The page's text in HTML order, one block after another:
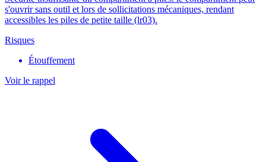
s'ouvrir sans outil et lors de sollicitations mécaniques, rendant
accessibles les piles de petite taille (lr03).
Risques
Étouffement
Voir le rappel